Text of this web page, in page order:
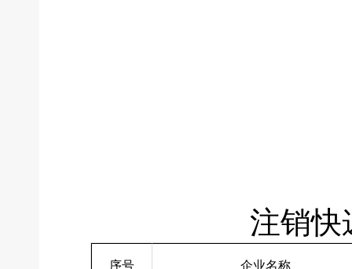
注销快递业
序号 企业名称